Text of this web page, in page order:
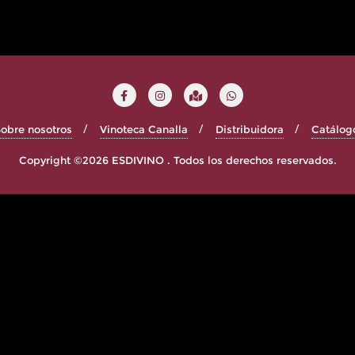
nosotros Vinoteca Canalla Distribuidora
Copyright ©2026 ESDIVINO . Todos los derechos reservados.